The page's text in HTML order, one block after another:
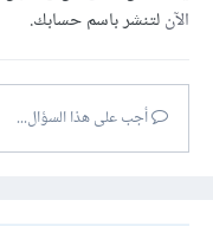
الآنلتنشر باسم حسابك.
أجب على هذا السؤال...